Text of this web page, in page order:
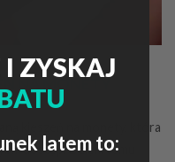
kieszeń na monety, która
dostęp. Dzięki temu
ZYSKAJ
latem to: